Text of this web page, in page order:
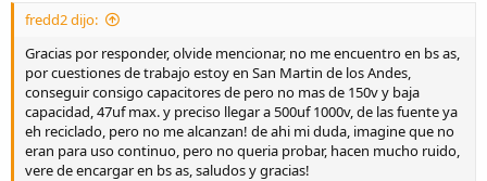
fredd2 dijo:
Gracias por responder, olvide mencionar, no me encuentro en bs as,
por cuestiones de trabajo estoy en San Martin de los Andes,
conseguir consigo capacitores de pero no mas de 150v y baja
capacidad, 47uf max. y preciso llegar a 500uf 1000v, de las fuente ya
eh reciclado, pero no me alcanzan! de ahi mi duda, imagine que no
eran para uso continuo, pero no queria probar, hacen mucho ruido,
vere de encargar en bs as, saludos y gracias!